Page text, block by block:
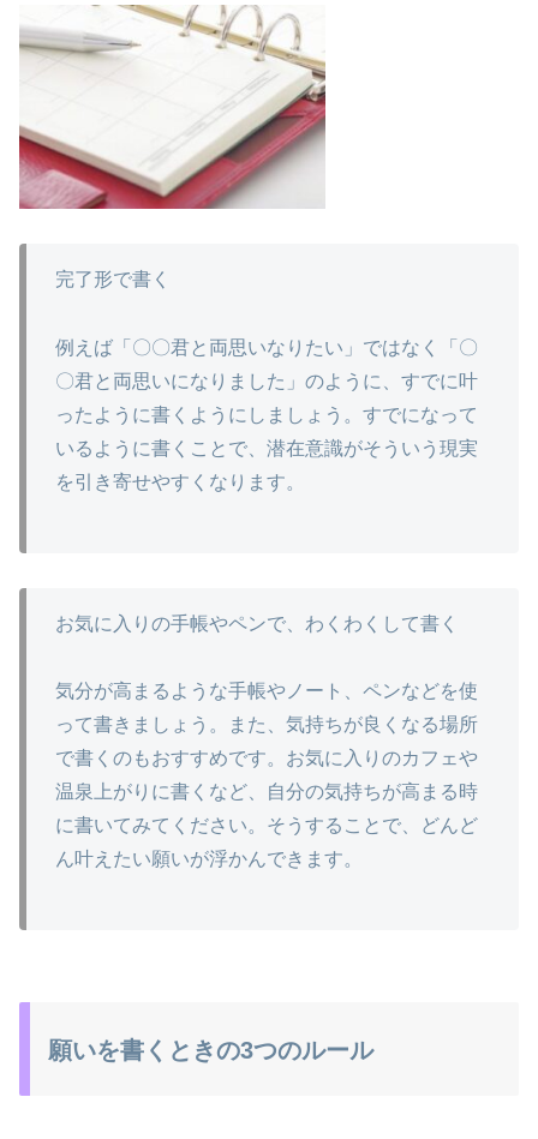
完了形で書く
例えば「〇〇君と両思いなりたい」ではなく「〇
〇君と両思いになりました」のように、すでに叶
ったように書くようにしましょう。すでになって
いるように書くことで、潜在意識がそういう現実
を引き寄せやすくなります。
お気に入りの手帳やペンで、わくわくして書く
気分が高まるような手帳やノート、ペンなどを使
って書きましょう。また、気持ちが良くなる場所
で書くのもおすすめです。お気に入りのカフェや
温泉上がりに書くなど、自分の気持ちが高まる時
に書いてみてください。そうすることで、どんど
ん叶えたい願いが浮かんできます。
願いを書くときの3つのルール